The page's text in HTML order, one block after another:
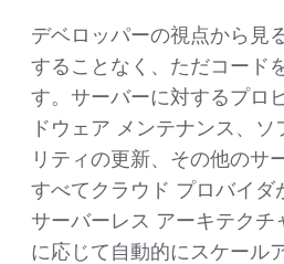
デベロッパーの視点から見
することなく、ただコード
す。サーバーに対するプロ
ドウェア メンテナンス、
リティの更新、その他のサ
すべてクラウド プロバイダ
サーバーレス アーキテクチ
に応じて自動的にスケール